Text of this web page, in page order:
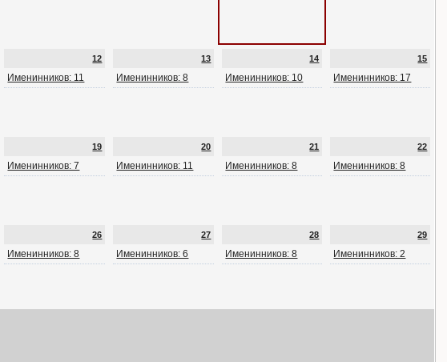
12
Именинников: 11
13
Именинников: 8
14
Именинников: 10
15
Именинников: 17
19
Именинников: 7
20
Именинников: 11
21
Именинников: 8
22
Именинников: 8
26
Именинников: 8
27
Именинников: 6
28
Именинников: 8
29
Именинников: 2